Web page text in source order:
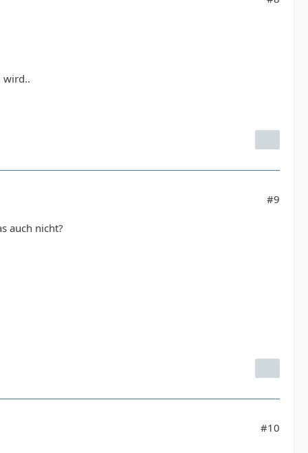
wird..
#9
auch nicht?
#10